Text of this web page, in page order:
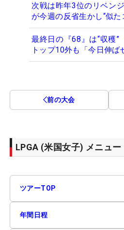
次戦は昨年3位のリベン
が今週の反省生かし“似た
最終日の『68』は“収穫
トップ10外も「今日伸ば
前の大会
LPGA (米国女子) メニュー
ツアーTOP
年間日程